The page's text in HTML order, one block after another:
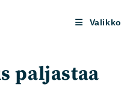
Valikko
paljastaa